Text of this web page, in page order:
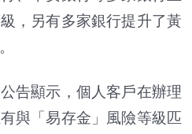
，另有多家銀行提升了黃
告顯示，個人客戶在辦理
與「易存金」風險等級匹